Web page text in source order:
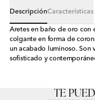
DescripciónCaracterísticas
Aretes en baño de oro con
colgante en forma de
un acabado luminoso.
sofisticado y
TE